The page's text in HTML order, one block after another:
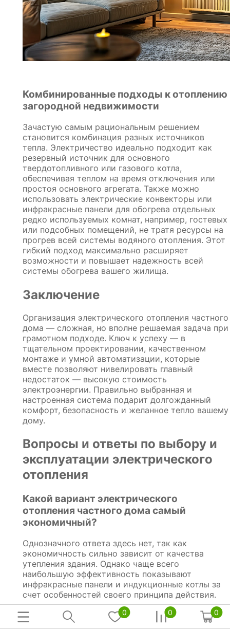
Комбинированные подходы к отоплению
загородной недвижимости
Зачастую самым рациональным решением
становится комбинация разных источников
тепла. Электричество идеально подходит как
резервный источник для основного
твердотопливного или газового котла,
обеспечивая теплом на время отключения или
простоя основного агрегата. Также можно
использовать электрические конвекторы или
инфракрасные панели для обогрева отдельных
редко используемых комнат, например, гостевых
или подсобных помещений, не тратя ресурсы на
прогрев всей системы водяного отопления. Этот
гибкий подход максимально расширяет
возможности и повышает надежность всей
системы обогрева вашего жилища.
Заключение
Организация электрического отопления частного
дома — сложная, но вполне решаемая задача при
грамотном подходе. Ключ к успеху — в
тщательном проектировании, качественном
монтаже и умной автоматизации, которые
вместе позволяют нивелировать главный
недостаток — высокую стоимость
электроэнергии. Правильно выбранная и
настроенная система подарит долгожданный
комфорт, безопасность и желанное тепло вашему
дому.
Вопросы и ответы по выбору и
эксплуатации электрического
отопления
Какой вариант электрического
отопления частного дома самый
экономичный?
Однозначного ответа здесь нет, так как
экономичность сильно зависит от качества
утепления здания. Однако чаще всего
наибольшую эффективность показывают
инфракрасные панели и индукционные котлы за
счет особенностей своего принципа действия.
Можно ли использовать электрический
0 0 0